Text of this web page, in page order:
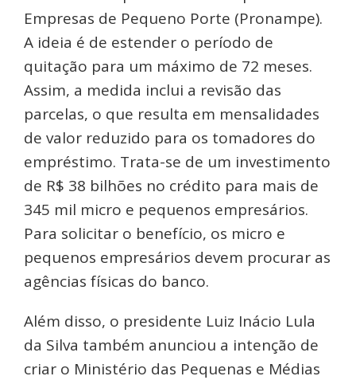
Empresas de Pequeno Porte (Pronampe).
A ideia é de estender o período de
quitação para um máximo de 72 meses.
Assim, a medida inclui a revisão das
parcelas, o que resulta em mensalidades
de valor reduzido para os tomadores do
empréstimo. Trata-se de um investimento
de R$ 38 bilhões no crédito para mais de
345 mil micro e pequenos empresários.
Para solicitar o benefício, os micro e
pequenos empresários devem procurar as
agências físicas do banco.
Além disso, o presidente Luiz Inácio Lula
da Silva também anunciou a intenção de
criar o Ministério das Pequenas e Médias